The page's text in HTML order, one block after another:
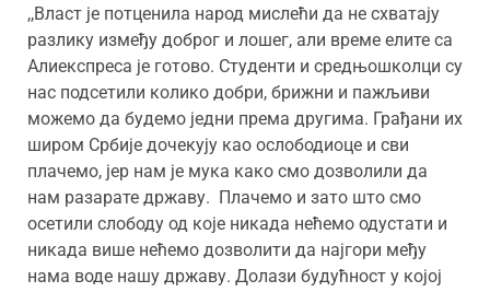
,,Власт је потценила народ мислећи да не схватају
разлику између доброг и лошег, али време елите са
Алиекспреса је готово. Студенти и средњошколци су
нас подсетили колико добри, брижни и пажљиви
можемо да будемо једни према другима. Грађани их
широм Србије дочекују као ослободиоце и сви
плачемо, јер нам је мука како смо дозволили да
нам разарате државу. Плачемо и зато што смо
осетили слободу од које никада нећемо одустати и
никада више нећемо дозволити да најгори међу
нама воде нашу државу. Долази будућност у којој